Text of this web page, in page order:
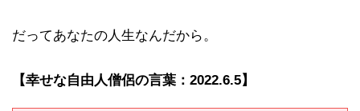
だってあなたの人生なんだから。
【幸せな自由人僧侶の言葉：2022.6.5】